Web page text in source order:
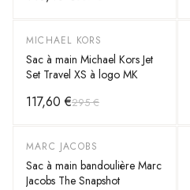
-60%
MICHAEL KORS
Sac à main Michael Kors Jet
Set Travel XS à logo MK
117,60 €295 €
-40%
MARC JACOBS
Sac à main bandoulière Marc
Jacobs The Snapshot